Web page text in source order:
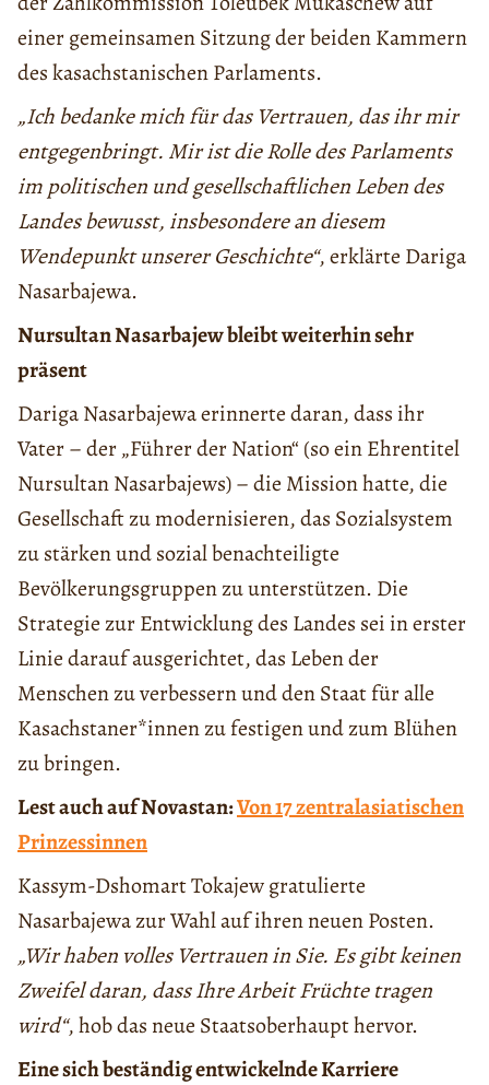
einer gemeinsamen Sitzung der beiden Kammern
des kasachstanischen Parlaments.
„Ich bedanke mich für das Vertrauen, das ihr mir
entgegenbringt. Mir ist die Rolle des Parlaments
im politischen und gesellschaftlichen Leben des
Landes bewusst, insbesondere an diesem
Wendepunkt unserer Geschichte“, erklärte Dariga
Nasarbajewa.
Nursultan Nasarbajew bleibt weiterhin sehr
präsent
Dariga Nasarbajewa erinnerte daran, dass ihr
Vater – der „Führer der Nation“ (so ein Ehrentitel
Nursultan Nasarbajews) – die Mission hatte, die
Gesellschaft zu modernisieren, das Sozialsystem
zu stärken und sozial benachteiligte
Bevölkerungsgruppen zu unterstützen. Die
Strategie zur Entwicklung des Landes sei in erster
Linie darauf ausgerichtet, das Leben der
Menschen zu verbessern und den Staat für alle
Kasachstaner*innen zu festigen und zum Blühen
zu bringen.
Lest auch auf Novastan:Von 17 zentralasiatischen
Prinzessinnen
Kassym-Dshomart Tokajew gratulierte
Nasarbajewa zur Wahl auf ihren neuen Posten.
„Wir haben volles Vertrauen in Sie. Es gibt keinen
Zweifel daran, dass Ihre Arbeit Früchte tragen
wird“, hob das neue Staatsoberhaupt hervor.
Eine sich beständig entwickelnde Karriere